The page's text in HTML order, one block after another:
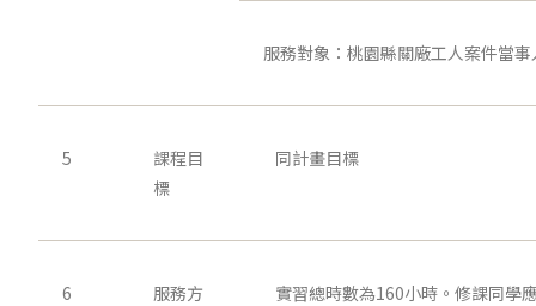
服務對象：桃園縣關廠工人案件當
5
課程目
標
同計畫目標
6
服務方
實習總時數為160小時。修課同學